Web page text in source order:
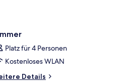
Platz für 4 Personen
Kostenloses WLAN
Details